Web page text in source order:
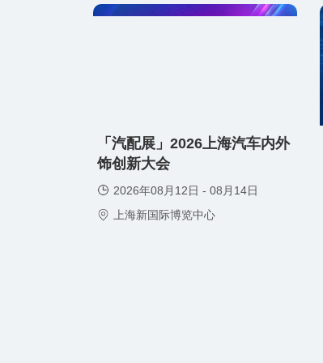
免费领取门票
「汽配展」2026上海汽车内外
饰创新大会
2026年08月12日 - 08月14日
上海新国际博览中心